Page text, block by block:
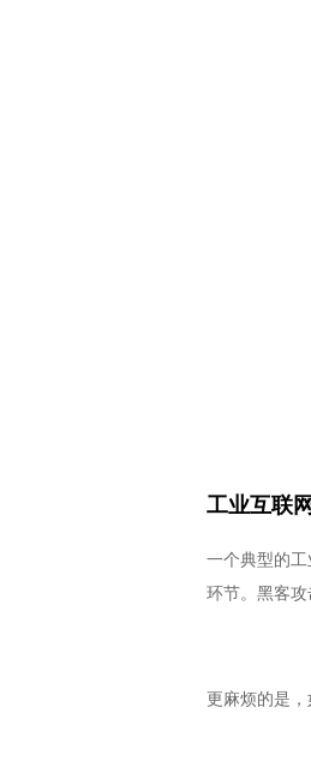
工业互联
一个典型的
环节。黑客
更麻烦的是